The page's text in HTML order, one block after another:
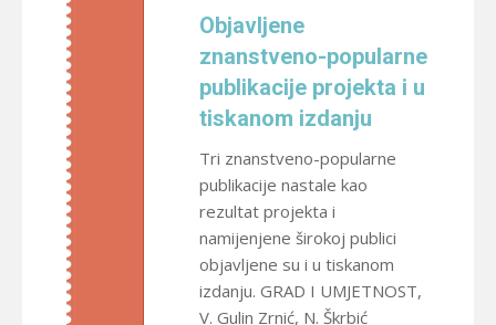
Objavljene
znanstveno-popularne
publikacije projekta i u
tiskanom izdanju
Tri znanstveno-popularne
publikacije nastale kao
rezultat projekta i
namijenjene širokoj publici
objavljene su i u tiskanom
izdanju. GRAD I UMJETNOST,
V. Gulin Zrnić, N. Škrbić